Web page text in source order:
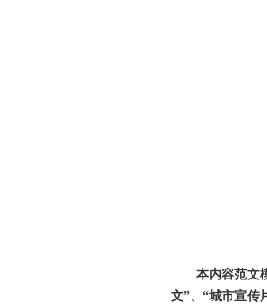
本内容范文
文”、“城市宣传